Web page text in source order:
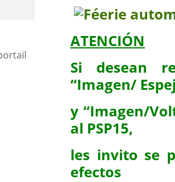
ATENCIÓN
Si desean
“Imagen/
y “Imagen/
al PSP15,
les invito se
efectos